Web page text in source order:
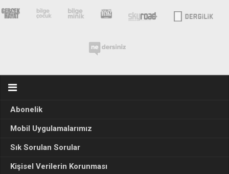
Abonelik
Mobil Uygulamalarımız
Sık Sorulan Sorular
Kişisel Verilerin Korunması